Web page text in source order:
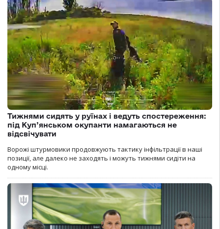
Тижнями сидять у руїнах і ведуть спостереження:
під Куп’янськом окупанти намагаються не
відсвічувати
Ворожі штурмовики продовжують тактику інфільтрації в наші
позиції, але далеко не заходять і можуть тижнями сидіти на
одному місці.